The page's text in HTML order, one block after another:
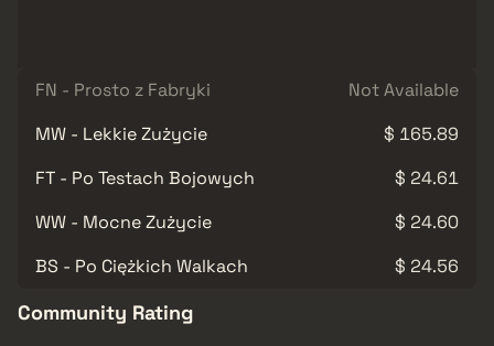
FN - Prosto z Fabryki
Not Available
MW - Lekkie Zużycie
$ 165.89
FT - Po Testach Bojowych
$ 24.61
WW - Mocne Zużycie
$ 24.60
BS - Po Ciężkich Walkach
$ 24.56
Community Rating